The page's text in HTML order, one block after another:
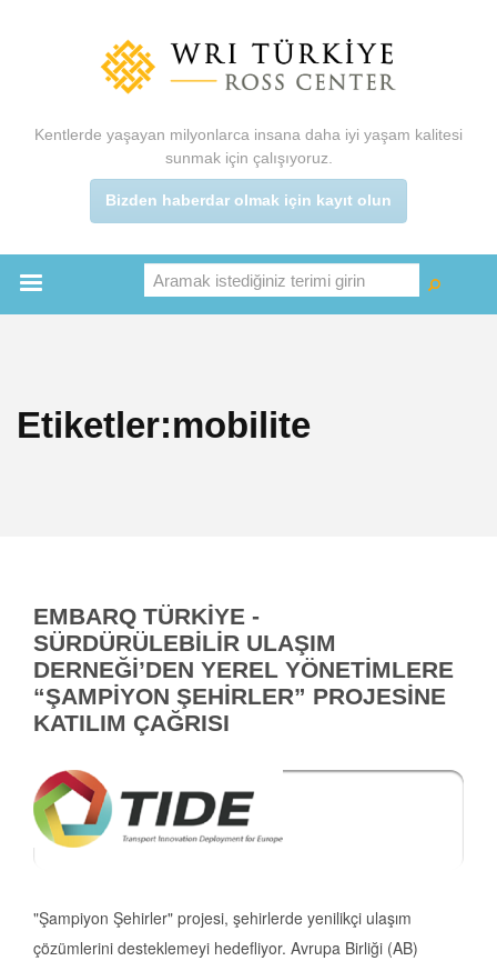
Kentlerde yaşayan milyonlarca insana daha iyi yaşam kalitesi
sunmak için çalışıyoruz.
Bizden haberdar olmak için kayıt olun
Ara
Ara
Etiketler:mobilite
EMBARQ TÜRKİYE -
SÜRDÜRÜLEBİLİR ULAŞIM
DERNEĞİ’DEN YEREL YÖNETİMLERE
“ŞAMPİYON ŞEHİRLER” PROJESİNE
KATILIM ÇAĞRISI
"Şampiyon Şehirler" projesi, şehirlerde yenilikçi ulaşım
çözümlerini desteklemeyi hedefliyor. Avrupa Birliği (AB)